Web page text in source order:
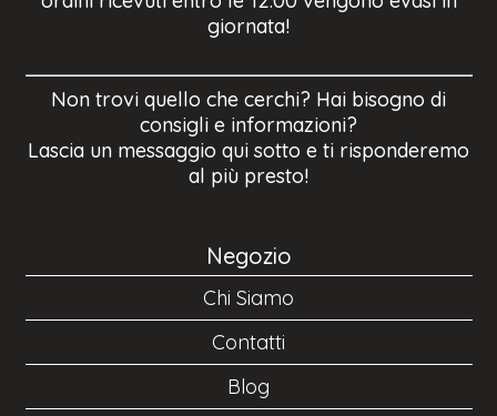
giornata!
Non trovi quello che cerchi? Hai bisogno di
consigli e informazioni?
Lascia un messaggio qui sotto e ti risponderemo
al più presto!
Negozio
Chi Siamo
Contatti
Blog